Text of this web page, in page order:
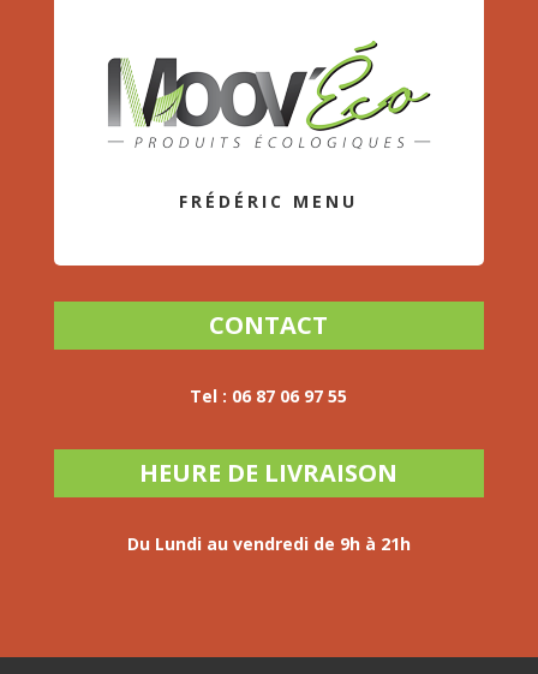
FRÉDÉRIC MENU
CONTACT
Tel : 06 87 06 97 55
HEURE DE LIVRAISON
Du Lundi au vendredi de 9h à 21h